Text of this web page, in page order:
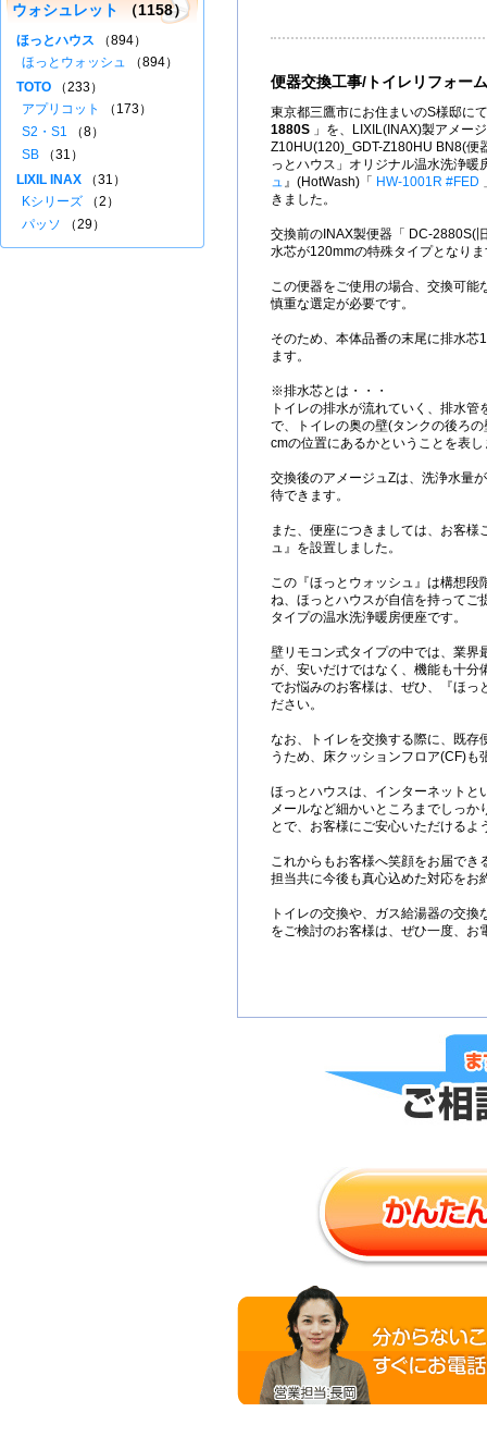
便器交換工事/トイレリフォーム
東京都三鷹市にお住まいのS様邸に
1880S 」を、LIXIL(INAX)製アメー
Z10HU(120)_GDT-Z180HU BN8(便
っとハウス」オリジナル温水洗浄暖
ュ』(HotWash)「 HW-1001R #FED
きました。
交換前のINAX製便器「 DC-2880S(
水芯が120mmの特殊タイプとなり
この便器をご使用の場合、交換可能
慎重な選定が必要です。
そのため、本体品番の末尾に排水芯
ます。
※排水芯とは・・・
トイレの排水が流れていく、排水
で、トイレの奥の壁(タンクの後ろ
cmの位置にあるかということを表し
交換後のアメージュZは、洗浄水量
待できます。
また、便座につきましては、お客様
ュ』を設置しました。
この『ほっとウォッシュ』は構想段
ね、ほっとハウスが自信を持ってご
タイプの温水洗浄暖房便座です。
壁リモコン式タイプの中では、業界
が、安いだけではなく、機能も十分
でお悩みのお客様は、ぜひ、『ほっ
ださい。
なお、トイレを交換する際に、既存
うため、床クッションフロア(CF)も
ほっとハウスは、インターネットと
メールなど細かいところまでしっか
とで、お客様にご安心いただけるよ
これからもお客様へ笑顔をお届でき
担当共に今後も真心込めた対応をお
トイレの交換や、ガス給湯器の交
をご検討のお客様は、ぜひ一度、お
ウォシュレット （1158）
ほっとハウス （894）
ほっとウォッシュ （894）
TOTO （233）
アプリコット
（173）
S2・S1 （8）
SB （31）
LIXIL INAX （31）
Kシリーズ （2）
パッソ （29）